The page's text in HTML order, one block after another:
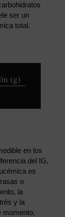
ser un
total.
(g)
en los
del IG,
es
o
la
y la
momento.